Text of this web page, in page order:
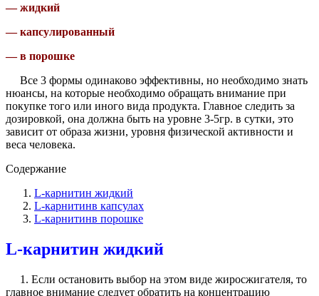
— жидкий
— капсулированный
— в порошке
Все 3 формы одинаково эффективны, но необходимо знать
нюансы, на которые необходимо обращать внимание при
покупке того или иного вида продукта. Главное следить за
дозировкой, она должна быть на уровне 3-5гр. в сутки, это
зависит от образа жизни, уровня физической активности и
веса человека.
Содержание
L-карнитин жидкий
L-карнитинв капсулах
L-карнитинв порошке
L-карнитин жидкий
1. Если остановить выбор на этом виде жиросжигателя, то
главное внимание следует обратить на концентрацию